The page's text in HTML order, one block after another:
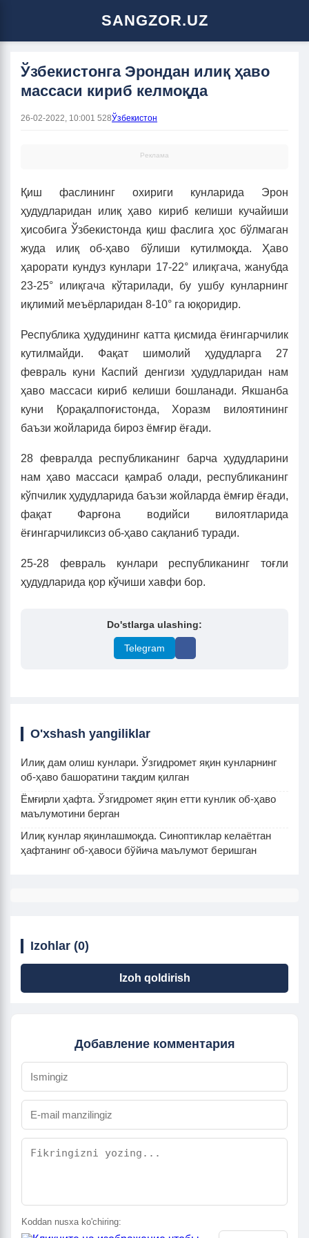
SANGZOR.UZ
Ўзбекистонга Эрондан илиқ ҳаво
массаси кириб келмоқда
26-02-2022, 10:001 528Ўзбекистон
Реклама
Қиш фаслининг охириги кунларида Эрон
ҳудудларидан илиқ ҳаво кириб келиши кучайиши
ҳисобига Ўзбекистонда қиш фаслига ҳос бўлмаган
жуда илиқ об-ҳаво бўлиши кутилмоқда. Ҳаво
ҳарорати кундуз кунлари 17-22° илиқгача, жанубда
23-25° илиқгача кўтарилади, бу ушбу кунларнинг
иқлимий меъёрларидан 8-10° га юқоридир.
Республика ҳудудининг катта қисмида ёғингарчилик
кутилмайди. Фақат шимолий ҳудудларга 27
февраль куни Каспий денгизи ҳудудларидан нам
ҳаво массаси кириб келиши бошланади. Якшанба
куни Қорақалпоғистонда, Хоразм вилоятининг
баъзи жойларида бироз ёмғир ёғади.
28 февралда республиканинг барча ҳудудларини
нам ҳаво массаси қамраб олади, республиканинг
кўпчилик ҳудудларида баъзи жойларда ёмғир ёғади,
фақат Фарғона водийси вилоятларида
ёғингарчиликсиз об-ҳаво сақланиб туради.
25-28 февраль кунлари республиканинг тоғли
ҳудудларида қор кўчиши хавфи бор.
Do'stlarga ulashing:
Telegram
O'xshash yangiliklar
Илиқ дам олиш кунлари. Ўзгидромет яқин кунларнинг
об-ҳаво башоратини тақдим қилган
Ёмғирли ҳафта. Ўзгидромет яқин етти кунлик об-ҳаво
маълумотини берган
Илиқ кунлар яқинлашмоқда. Синоптиклар келаётган
ҳафтанинг об-ҳавоси бўйича маълумот беришган
Izohlar (0)
Izoh qoldirish
Добавление комментария
Koddan nusxa ko'chiring: